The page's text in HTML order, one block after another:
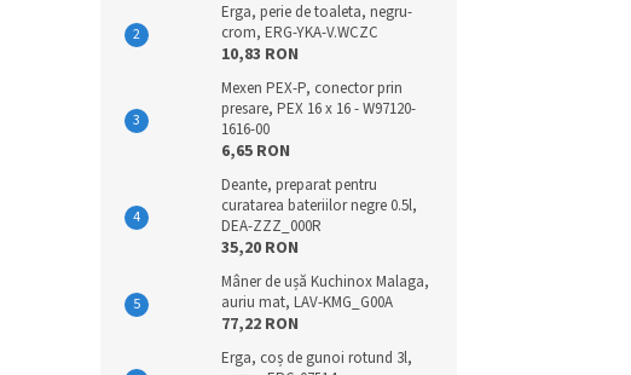
Erga, perie de toaleta, negru-
crom, ERG-YKA-V.WCZC
10,83 RON
Mexen PEX-P, conector prin
presare, PEX 16 x 16 - W97120-
1616-00
6,65 RON
Deante, preparat pentru
curatarea bateriilor negre 0.5l,
DEA-ZZZ_000R
35,20 RON
Mâner de ușă Kuchinox Malaga,
auriu mat, LAV-KMG_G00A
77,22 RON
Erga, coș de gunoi rotund 3l,